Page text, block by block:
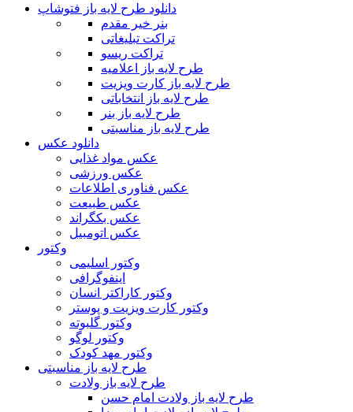
دانلود طرح لایه باز فتوشاپ
بنر خیر مقدم
تراکت تبلیغاتی
تراکت ریسو
طرح لایه باز اعلامیه
طرح لایه باز کارت ویزیت
طرح لایه باز انتخاباتی
طرح لایه باز بنر
طرح لایه باز مناسبتی
دانلود عکس
عکس مواد غذایی
عکس ورزشی
عکس فناوری اطلاعات
عکس طبیعت
عکس بکگراند
عکس اتومبیل
وکتور
وکتور اسلیمی
اینفوگرافی
وکتور کاراکتر انسان
وکتور کارت ویزیت و پوستر
وکتور گلبوته
وکتور لوگو
وکتور مهد کودک
طرح لایه باز مناسبتی
طرح لایه باز ولادت
طرح لایه باز ولادت امام حسن